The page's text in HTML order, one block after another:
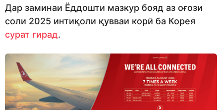
Дар заминаи Ёддошти мазкур бояд аз оғози
соли 2025 интиқоли қувваи корӣ ба Корея
сурат гирад.